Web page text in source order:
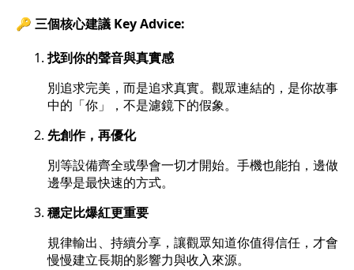
🔑 三個核心建議 Key Advice:
找到你的聲音與真實感
別追求完美，而是追求真實。觀眾連結的，是你故事
中的「你」，不是濾鏡下的假象。
先創作，再優化
別等設備齊全或學會一切才開始。手機也能拍，邊做
邊學是最快速的方式。
穩定比爆紅更重要
規律輸出、持續分享，讓觀眾知道你值得信任，才會
慢慢建立長期的影響力與收入來源。